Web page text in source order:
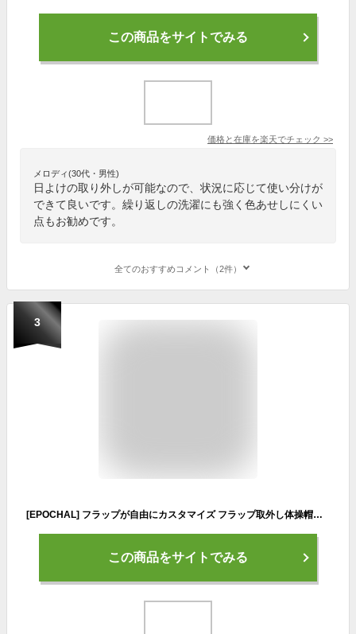
この商品をサイトでみる
価格と在庫を楽天でチェック >>
メロディ(30代・男性)
日よけの取り外しが可能なので、状況に応じて使い分けが
できて良いです。繰り返しの洗濯にも強く色あせしにくい
点もお勧めです。
全てのおすすめコメント（2件）
3
[EPOCHAL] フラップが自由にカスタマイズ フラップ取外し体操帽子 (52-54) 体育の時間こそ日焼け対策を 赤白帽子 紅白帽子
この商品をサイトでみる